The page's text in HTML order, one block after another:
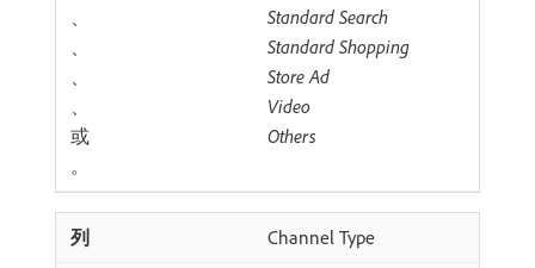
、
Standard Search
、
Standard Shopping
、
Store Ad
、
Video
或
Others
。
Channel Type